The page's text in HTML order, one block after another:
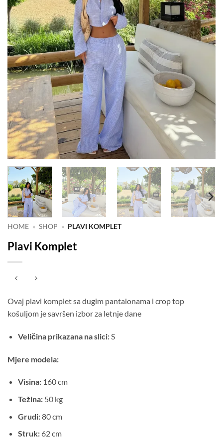
HOME » SHOP » PLAVI KOMPLET
Plavi Komplet
Ovaj plavi komplet sa dugim pantalonama i crop top
košuljom je savršen izbor za letnje dane
Veličina prikazana na slici:S
Mjere modela:
Visina:160 cm
Težina:50 kg
Grudi:80 cm
Struk:62 cm